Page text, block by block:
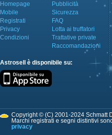
Homepage
Mobile
Registrati
Privacy
Condizioni
Pubblicità
Sicurezza
FAQ
Lotta ai truffatori
Trattative private
Raccomandazioni
Astrosell è disponibile su:
Copyright © (C) 2001-2024 Schmatt
Marchi registrati e segni distintivi
privacy